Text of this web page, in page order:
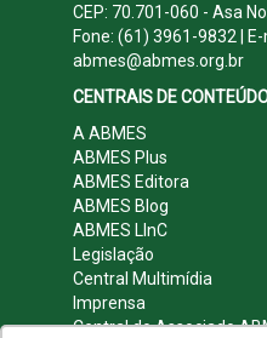
CEP: 70.701-060 - Asa
Fone: (61) 3961-9832 |
abmes@abmes.org.br
CENTRAIS DE
A ABMES
ABMES Plus
ABMES Editora
ABMES Blog
ABMES LInC
Legislação
Central Multimídia
Imprensa
Central do Associado